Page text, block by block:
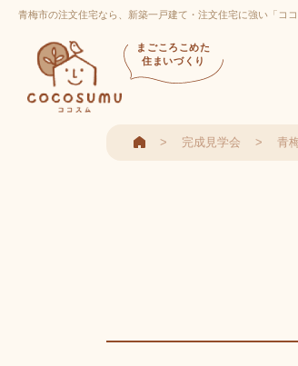
青梅市の注文住宅なら、新築一戸建て・注文住宅に強い「コ
まごころこめた
住まいづくり
完成見学会 青